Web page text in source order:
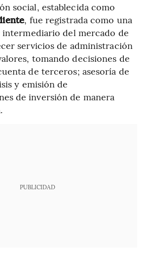
social, establecida como
, fue registrada como una
del mercado de
servicios de administración
tomando decisiones de
de terceros; asesoría de
y emisión de
de inversión de manera
PUBLICIDAD